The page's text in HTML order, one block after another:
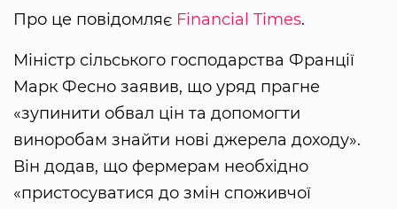
Про це повідомляє Financial Times.
Міністр сільського господарства Франції
Марк Фесно заявив, що уряд прагне
«зупинити обвал цін та допомогти
виноробам знайти нові джерела доходу».
Він додав, що фермерам необхідно
«пристосуватися до змін споживчої